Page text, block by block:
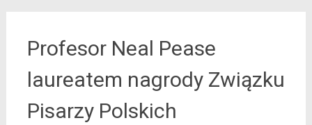
Profesor Neal Pease
laureatem nagrody Związku
Pisarzy Polskich